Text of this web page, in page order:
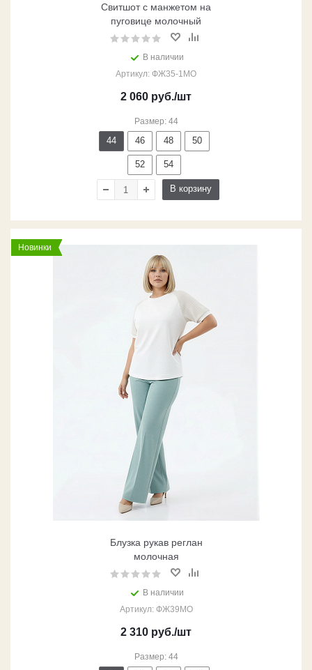
Свитшот с манжетом на
пуговице молочный
В наличии
Артикул: ФЖ35-1МО
2 060 руб./шт
Размер: 44
44 46 48 50
52 54
В корзину
Новинки
Блузка рукав реглан
молочная
В наличии
Артикул: ФЖ39МО
2 310 руб./шт
Размер: 44